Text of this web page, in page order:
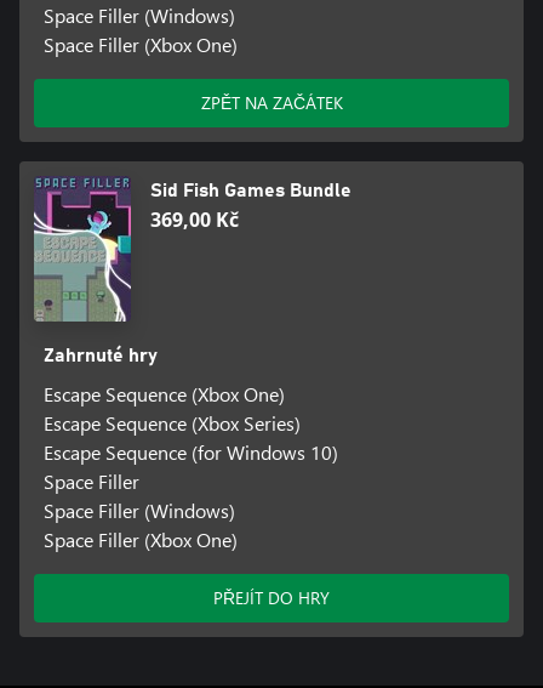
Space Filler (Windows)
Space Filler (Xbox One)
ZPĚT NA ZAČÁTEK
Sid Fish Games Bundle
369,00 Kč
Zahrnuté hry
Escape Sequence (Xbox One)
Escape Sequence (Xbox Series)
Escape Sequence (for Windows 10)
Space Filler
Space Filler (Windows)
Space Filler (Xbox One)
PŘEJÍT DO HRY